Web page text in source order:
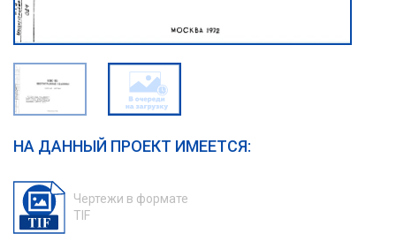
НА ДАННЫЙ ПРОЕКТ ИМЕЕТСЯ:
Чертежи в формате
TIF